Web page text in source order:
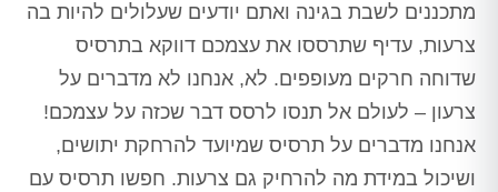
מתכננים לשבת בגינה ואתם יודעים שעלולים להיות בה
צרעות, עדיף שתרססו את עצמכם דווקא בתרסיס
שדוחה חרקים מעופפים. לא, אנחנו לא מדברים על
צרעון – לעולם אל תנסו לרסס דבר שכזה על עצמכם!
אנחנו מדברים על תרסיס שמיועד להרחקת יתושים,
ושיכול במידת מה להרחיק גם צרעות. חפשו תרסיס עם